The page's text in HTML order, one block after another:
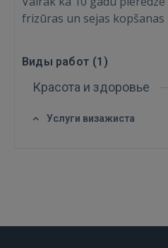
frizūras un sejas kopšanas
Виды работ (1 )
Красота и здоровье
Услуги визажиста